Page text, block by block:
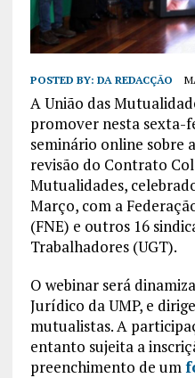
POSTED BY: DA REDACÇÃO
A União das
promover nesta sexta-
seminário online sobre
revisão do Contrato
Mutualidades,
Março, com a
(FNE) e outros 16
Trabalhadores (UGT).
O webinar será
Jurídico da UMP, e
mutualistas. A
entanto sujeita a
preenchimento de um